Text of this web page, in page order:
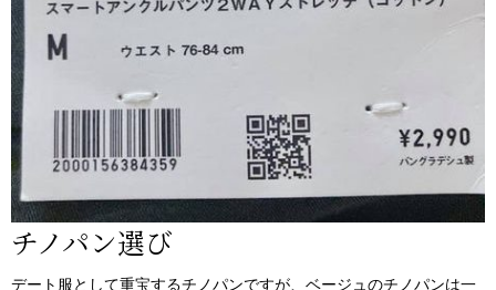
チノパン選び
デート服として重宝するチノパンですが、ベージュのチノパンは一